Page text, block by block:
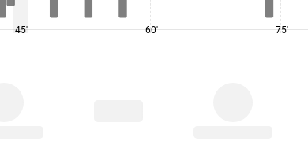
45' 60' 75'